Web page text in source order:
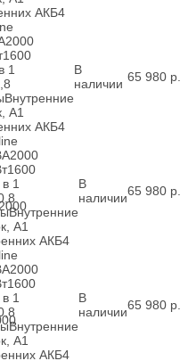
АКБ4
2000
1600
1
Внутренние
А1
АКБ4
В
наличии 65 980 р.
2000
1600
1
Внутренние
А1
АКБ4
В
наличии65 980 р.
2000
1600
1
Внутренние
А1
АКБ4
В
наличии65 980 р.